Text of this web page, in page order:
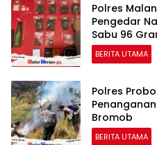
Polres
Pengedar
Sabu 96
BERITA UTAMA
Polres
Bromob
BERITA UTAMA